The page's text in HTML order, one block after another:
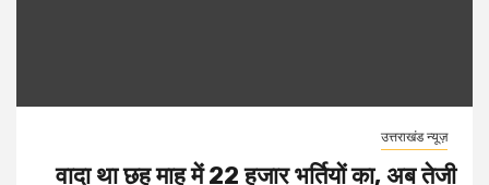
उत्तराखंड न्यूज़
वादा था छह माह में 22 हजार भर्तियों का, अब तेजी